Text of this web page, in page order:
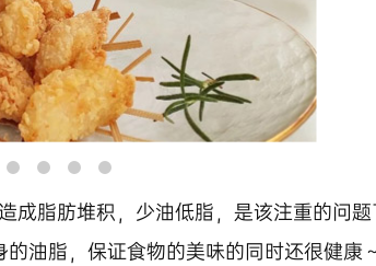
脂肪堆积，少油低脂，是该注重的问
油脂，保证食物的美味的同时还很健康～